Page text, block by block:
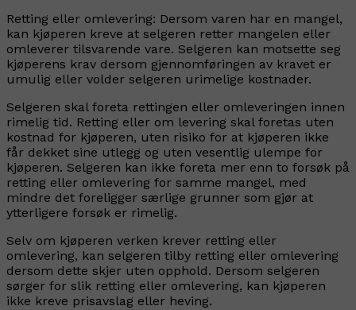
Retting eller omlevering: Dersom varen har en mangel,
kan kjøperen kreve at selgeren retter mangelen eller
omleverer tilsvarende vare. Selgeren kan motsette seg
kjøperens krav dersom gjennomføringen av kravet er
umulig eller volder selgeren urimelige kostnader.
Selgeren skal foreta rettingen eller omleveringen innen
rimelig tid. Retting eller om levering skal foretas uten
kostnad for kjøperen, uten risiko for at kjøperen ikke
får dekket sine utlegg og uten vesentlig ulempe for
kjøperen. Selgeren kan ikke foreta mer enn to forsøk på
retting eller omlevering for samme mangel, med
mindre det foreligger særlige grunner som gjør at
ytterligere forsøk er rimelig.
Selv om kjøperen verken krever retting eller
omlevering, kan selgeren tilby retting eller omlevering
dersom dette skjer uten opphold. Dersom selgeren
sørger for slik retting eller omlevering, kan kjøperen
ikke kreve prisavslag eller heving.